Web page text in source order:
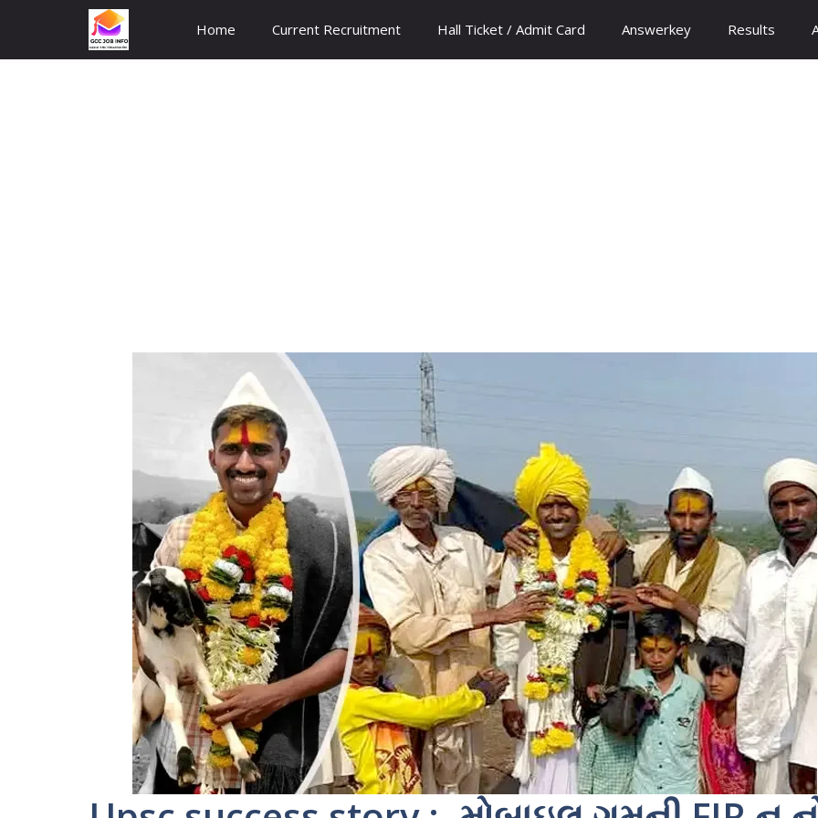
content
Home Current Recruitment Hall Ticket / Admit Card Answerkey Results